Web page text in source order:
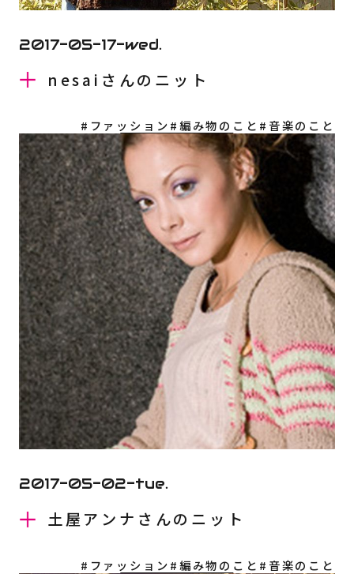
2017-05-17-wed.
nesaiさんのニット
#ファッション#編み物のこと #音楽のこと
2017-05-02-tue.
土屋アンナさんのニット
#ファッション#編み物のこと #音楽のこと